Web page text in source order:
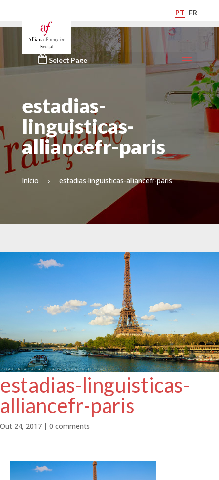
PT FR
Select Page
estadias-
linguisticas-
alliancefr-paris
Início › estadias-linguisticas-alliancefr-paris
estadias-linguisticas-
alliancefr-paris
Out 24, 2017 | 0 comments